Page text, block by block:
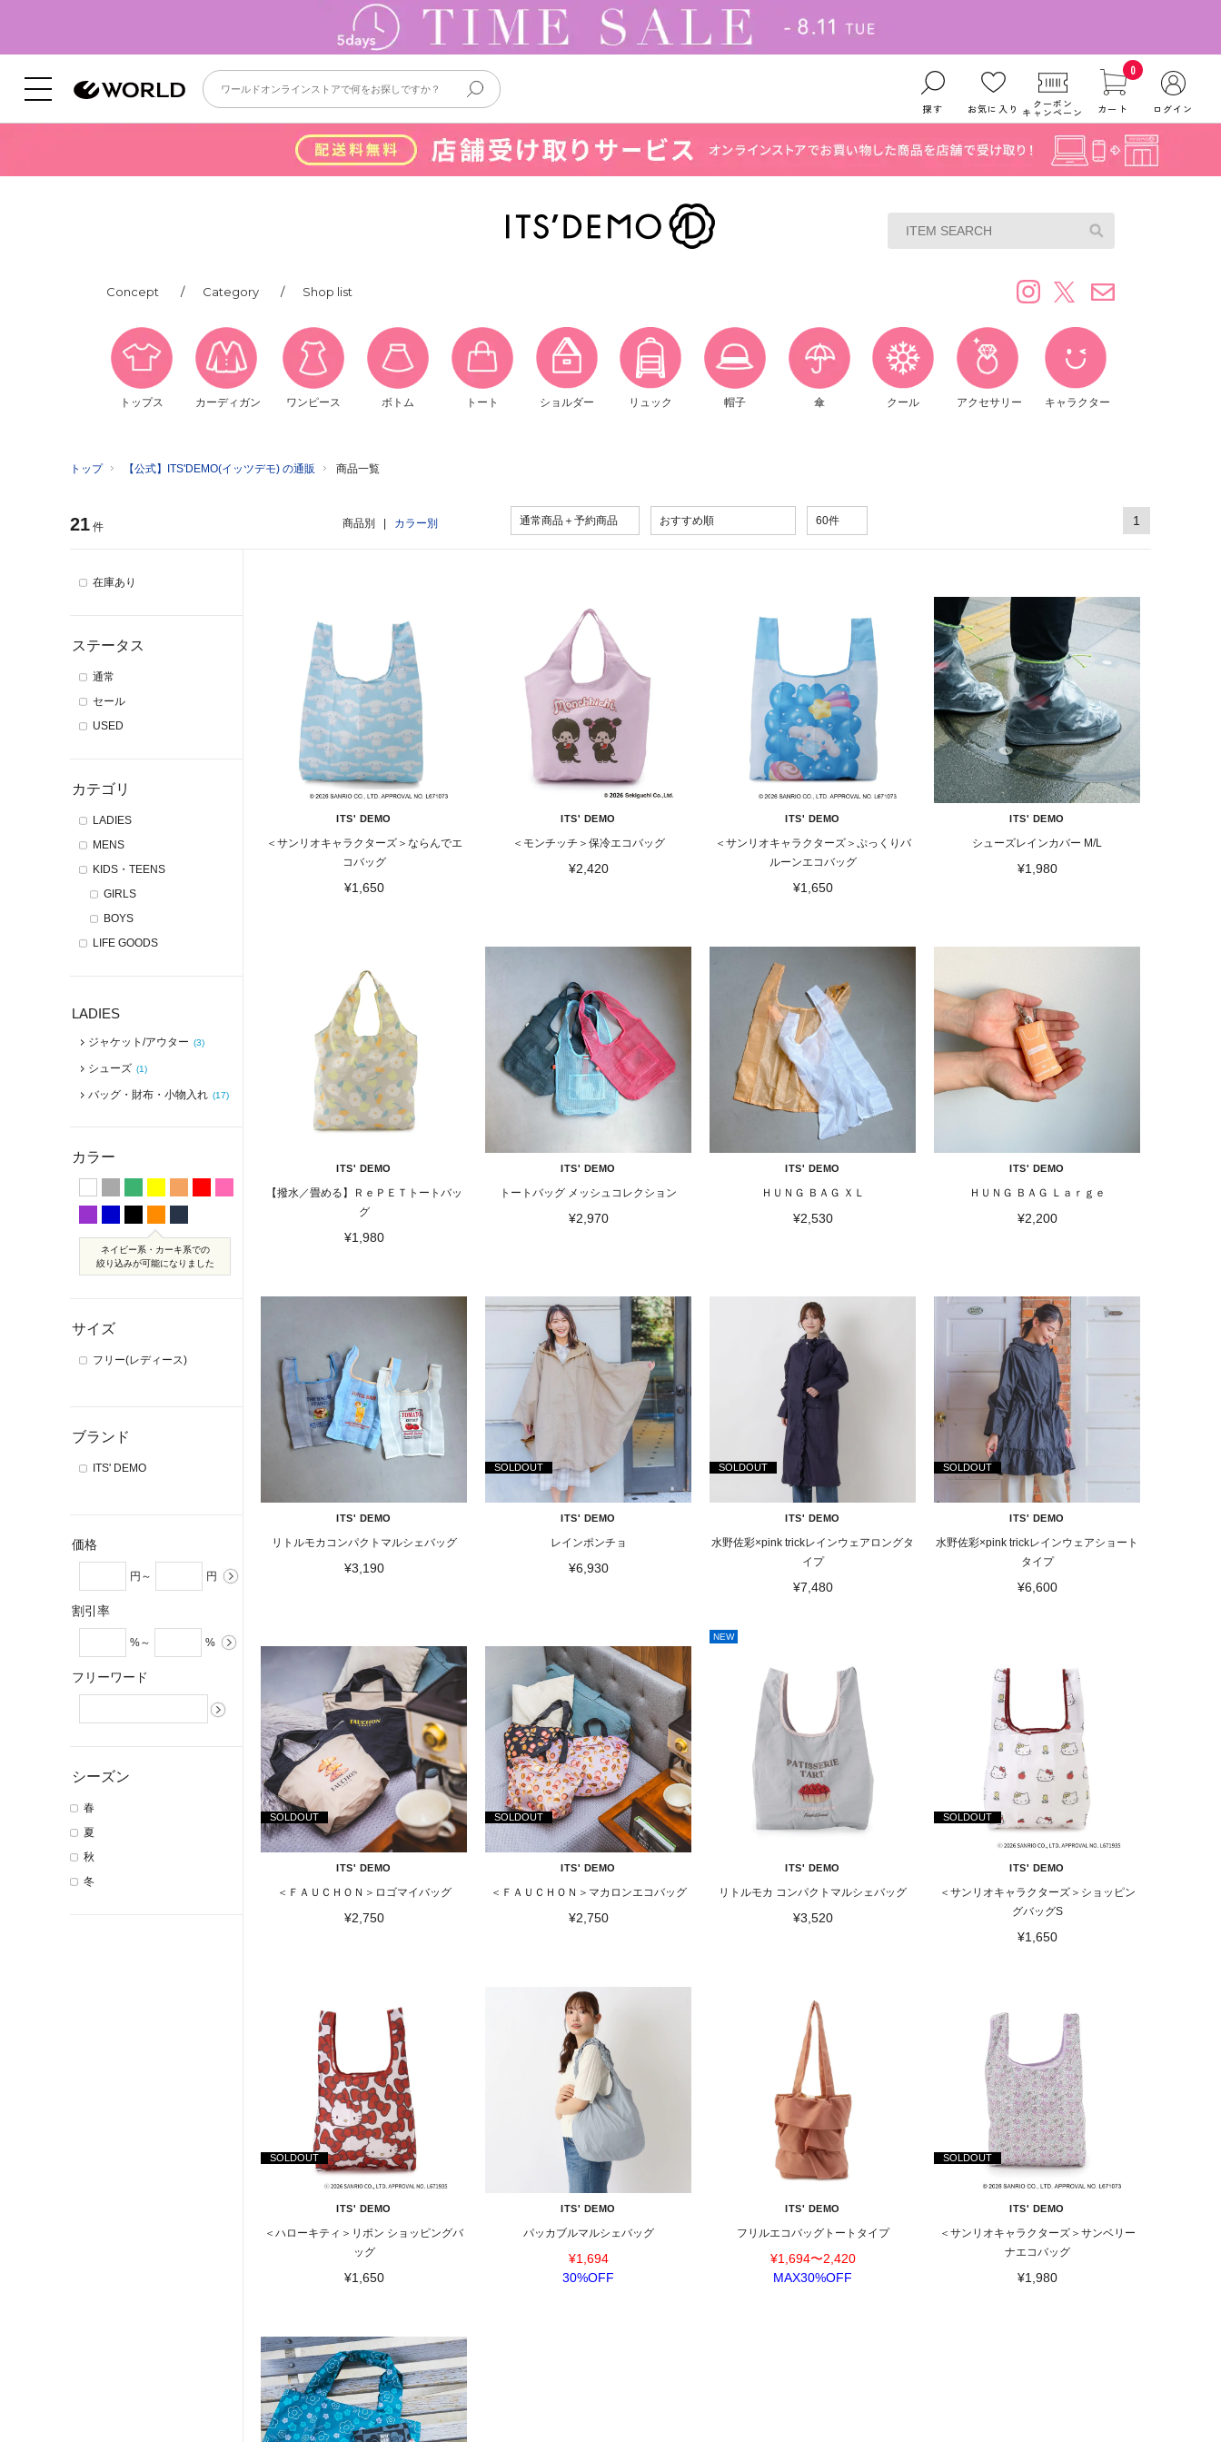
探す お気に入り クーポン
キャンペーン
0
カート ログイン
Concept Category Shop list
トップス カーディガン ワンピース ボトム トート ショルダー リュック 帽子 傘 クール アクセサリー キャラクター
トップ 【公式】ITS'DEMO(イッツデモ) の通販 商品一覧
21 件 商品別 カラー別 通常商品＋予約商品 おすすめ順 60件 1
在庫あり
ステータス
通常
セール
USED
カテゴリ
LADIES
MENS
KIDS・TEENS
GIRLS
BOYS
LIFE GOODS
LADIES
ジャケット/アウター (3)
シューズ (1)
バッグ・財布・小物入れ (17)
カラー
ネイビー系・カーキ系での
絞り込みが可能になりました
サイズ
フリー(レディース)
ブランド
ITS' DEMO
価格
円～ 円
割引率
%～ %
フリーワード
シーズン
春
夏
秋
冬
ITS' DEMO
＜サンリオキャラクターズ＞ならんでエ
コバッグ
¥1,650
ITS' DEMO
＜モンチッチ＞保冷エコバッグ
¥2,420
ITS' DEMO
＜サンリオキャラクターズ＞ぷっくりバ
ルーンエコバッグ
¥1,650
ITS' DEMO
シューズレインカバー M/L
¥1,980
ITS' DEMO
【撥水／畳める】ＲｅＰＥＴトートバッ
グ
¥1,980
ITS' DEMO
トートバッグ メッシュコレクション
¥2,970
ITS' DEMO
ＨＵＮＧ ＢＡＧ ＸＬ
¥2,530
ITS' DEMO
ＨＵＮＧ ＢＡＧ Ｌａｒｇｅ
¥2,200
ITS' DEMO
リトルモカコンパクトマルシェバッグ
¥3,190
SOLDOUT
ITS' DEMO
レインポンチョ
¥6,930
SOLDOUT
ITS' DEMO
水野佐彩×pink trickレインウェアロングタ
イプ
¥7,480
SOLDOUT
ITS' DEMO
水野佐彩×pink trickレインウェアショート
タイプ
¥6,600
SOLDOUT
ITS' DEMO
＜ＦＡＵＣＨＯＮ＞ロゴマイバッグ
¥2,750
SOLDOUT
ITS' DEMO
＜ＦＡＵＣＨＯＮ＞マカロンエコバッグ
¥2,750
NEW
ITS' DEMO
リトルモカ コンパクトマルシェバッグ
¥3,520
SOLDOUT
ITS' DEMO
＜サンリオキャラクターズ＞ショッピン
グバッグS
¥1,650
SOLDOUT
ITS' DEMO
＜ハローキティ＞リボン ショッピングバ
ッグ
¥1,650
ITS' DEMO
パッカブルマルシェバッグ
¥1,694
30%OFF
ITS' DEMO
フリルエコバッグトートタイプ
¥1,694〜2,420
MAX30%OFF
SOLDOUT
ITS' DEMO
＜サンリオキャラクターズ＞サンベリー
ナエコバッグ
¥1,980